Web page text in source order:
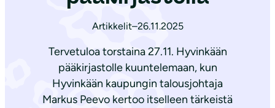
Artikkelit–26.11.2025
Tervetuloa torstaina 27.11. Hyvinkään
pääkirjastolle kuuntelemaan, kun
Hyvinkään kaupungin talousjohtaja
Markus Peevo kertoo itselleen tärkeistä